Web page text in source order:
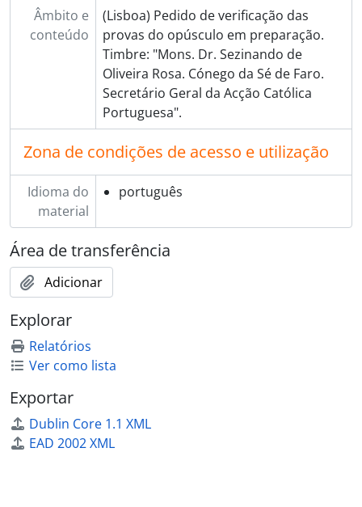
Âmbito e
conteúdo
(Lisboa) Pedido de verificação das
provas do opúsculo em preparação.
Timbre: "Mons. Dr. Sezinando de
Oliveira Rosa. Cónego da Sé de Faro.
Secretário Geral da Acção Católica
Portuguesa".
Zona de condições de acesso e utilização
Idioma do
material
português
Área de transferência
Adicionar
Explorar
Relatórios
Ver como lista
Exportar
Dublin Core 1.1 XML
EAD 2002 XML